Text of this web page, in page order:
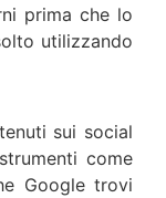
prima che lo
utilizzando
sui social
come
Google trovi